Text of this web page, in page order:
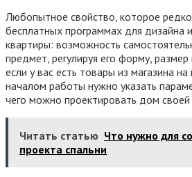
Любопытное свойство, которое редко
бесплатных программах для дизайна
квартиры: возможность
предмет, регулируя его форму,
если у вас есть товары из магазина
началом работы нужно указать
чего можно проектировать дом
Читать статью Что нужно для
проекта спальни